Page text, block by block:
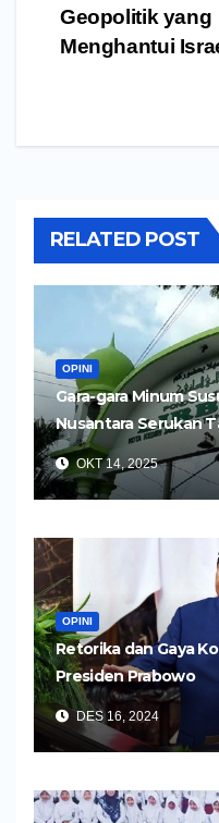
Geopolitik yang
Menghantui
RELATED POST
OPINI
Gara-gara Minum
Nusantara Serukan
OKT 14, 2025
OPINI
Retorika dan Gaya
Presiden Prabowo
DES 16, 2024